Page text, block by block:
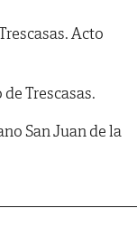
Acto
Trescasas.
San Juan de la